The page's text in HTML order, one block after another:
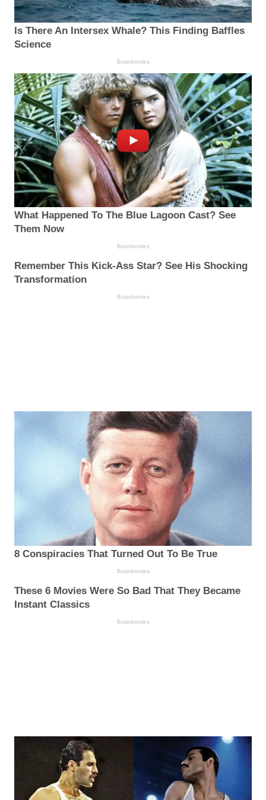
Is There An Intersex Whale? This Finding Baffles
Science
Brainberries
What Happened To The Blue Lagoon Cast? See
Them Now
Brainberries
Remember This Kick-Ass Star? See His Shocking
Transformation
Brainberries
8 Conspiracies That Turned Out To Be True
Brainberries
These 6 Movies Were So Bad That They Became
Instant Classics
Brainberries